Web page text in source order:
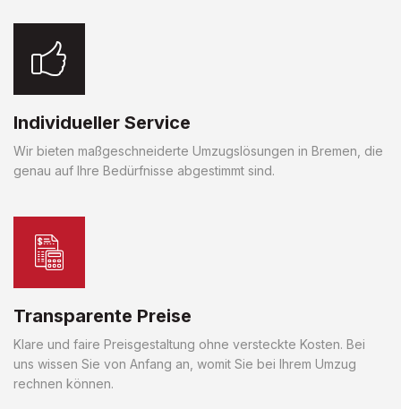
Individueller Service
Wir bieten maßgeschneiderte Umzugslösungen in Bremen, die
genau auf Ihre Bedürfnisse abgestimmt sind.
Transparente Preise
Klare und faire Preisgestaltung ohne versteckte Kosten. Bei
uns wissen Sie von Anfang an, womit Sie bei Ihrem Umzug
rechnen können.